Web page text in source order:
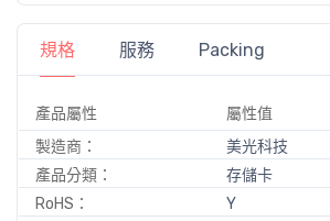
規格 服務 Packing
產品屬性
屬性值
製造商：
美光科技
產品分類：
存儲卡
RoHS：
Y